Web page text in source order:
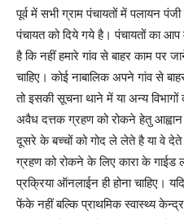
पूर्व में सभी ग्राम पंचायतों में पलायन
पंचायत को दिये गये है। पंचायतों का आप
है कि नहीं हमारे गांव से बाहर काम पर
चाहिए। कोई नाबालिक अपने गांव से
तो इसकी सूचना थाने में या अन्य विभागों
अवैध दत्तक ग्रहण को रोकने हेतु
दूसरे के बच्चों को गोद ले लेते है या वे देते
ग्रहण को रोकने के लिए कारा के
प्रक्रिया ऑनलाईन ही होना चाहिए।
फेंके नहीं बल्कि प्राथमिक स्वास्थ्य